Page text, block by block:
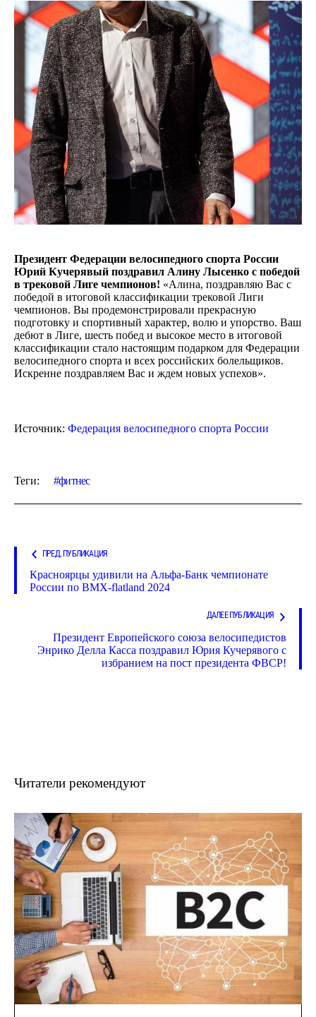
Президент Федерации велосипедного спорта России
Юрий Кучерявый поздравил Алину Лысенко с победой
в трековой Лиге чемпионов! «Алина, поздравляю Вас с
победой в итоговой классификации трековой Лиги
чемпионов. Вы продемонстрировали прекрасную
подготовку и спортивный характер, волю и упорство. Ваш
дебют в Лиге, шесть побед и высокое место в итоговой
классификации стало настоящим подарком для Федерации
велосипедного спорта и всех российских болельщиков.
Искренне поздравляем Вас и ждем новых успехов».
Источник: Федерация велосипедного спорта России
Теги: фитнес
ПРЕД. ПУБЛИКАЦИЯ
Красноярцы удивили на Альфа-Банк чемпионате
России по BMX-flatland 2024
ДАЛЕЕ ПУБЛИКАЦИЯ
Президент Европейского союза велосипедистов
Энрико Делла Касса поздравил Юрия Кучерявого с
избранием на пост президента ФВСР!
Читатели рекомендуют